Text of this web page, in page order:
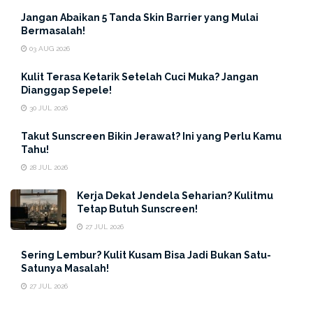
Idealnya, jam tidur yang diperlukan untuk manusia sekitar
serta berkualitas bisa membantu kamu untuk mengatasi
permasalahan mata panda yang terjadi. Jam tidur ini bisa
disesuaikan dengan kesibukan kamu ya, ERHA
Namun usahakan untuk hindari begadang jika tidak ada
kegiatan penting atau khusus yang perlu dilakukan.
Kualitas tidur yang baik tidak hanya bermanfaat untuk
Jangan Abaikan 5 Tanda Skin Barrier yang Mulai
Bermasalah!
03 AUG 2026
Kulit Terasa Ketarik Setelah Cuci Muka? Jangan
Dianggap Sepele!
30 JUL 2026
Takut Sunscreen Bikin Jerawat? Ini yang Perlu Kamu
Tahu!
28 JUL 2026
Kerja Dekat Jendela Seharian? Kulitmu
Tetap Butuh Sunscreen!
27 JUL 2026
Sering Lembur? Kulit Kusam Bisa Jadi Bukan Satu-
Satunya Masalah!
27 JUL 2026